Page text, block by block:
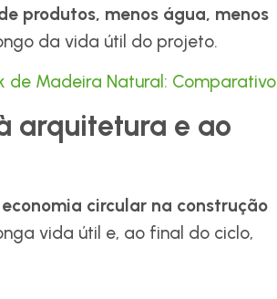
produtos, menos água, menos
da vida útil do projeto.
de Madeira Natural: Comparativo
arquitetura e ao
economia circular na construção
vida útil e, ao final do ciclo,